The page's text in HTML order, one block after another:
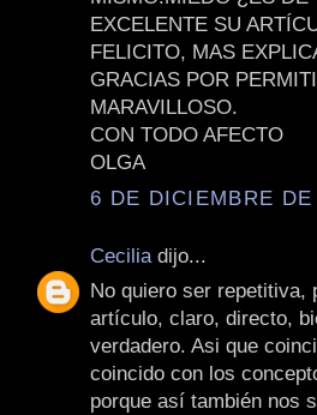
EXCELENTE SU
FELICITO, MAS
GRACIAS POR
MARAVILLOSO.
CON TODO AFECTO
OLGA
6 DE DICIEMBRE
Cecilia dijo...
No quiero ser repetitiva,
artículo, claro, directo,
verdadero. Asi que
coincido con los
porque así también nos